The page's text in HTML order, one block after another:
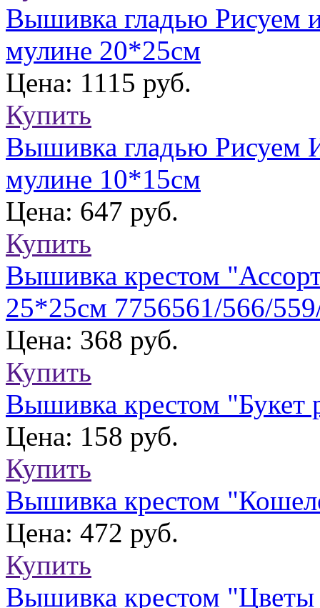
Вышивка гладью Рисуем
мулине 20*25см
Цена: 1115 руб.
Купить
Вышивка гладью Рисуем
мулине 10*15см
Цена: 647 руб.
Купить
Вышивка крестом
25*25см 7756561/566/
Цена: 368 руб.
Купить
Вышивка крестом "Букет
Цена: 158 руб.
Купить
Вышивка крестом
Цена: 472 руб.
Купить
Вышивка крестом "Цветы